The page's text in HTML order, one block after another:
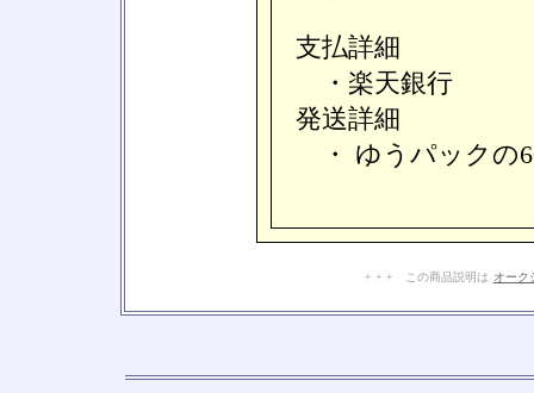
支払詳細
・楽天銀行
発送詳細
・ ゆうパックの
+ + + この商品説明は オーク